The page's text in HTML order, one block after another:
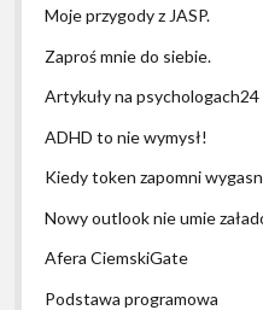
Moje przygody z JASP.
Zaproś mnie do siebie.
Artykuły na psychologach24
ADHD to nie wymysł!
Kiedy token zapomni
Nowy outlook nie umie
Afera CiemskiGate
Podstawa programowa